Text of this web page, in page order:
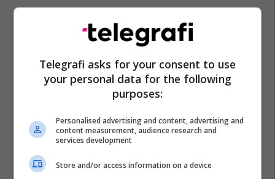
Telegrafi asks for your consent to use
your personal data for the following
purposes:
Personalised advertising and content, advertising and
content measurement, audience research and
services development
Store and/or access information on a device